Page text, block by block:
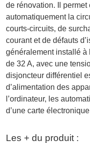
de rénovation. Il permet
automatiquement la
courts-circuits, de
courant et de défauts
généralement installé à
de 32 A, avec une
disjoncteur différentiel
d’alimentation des
l’ordinateur, les
d’une carte
Les + du produit :